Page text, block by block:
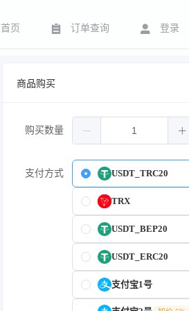
首页 订单查询 登录
商品购买
购买数量
支付方式 USDT_TRC20
TRX
USDT_BEP20
USDT_ERC20
支付宝1号